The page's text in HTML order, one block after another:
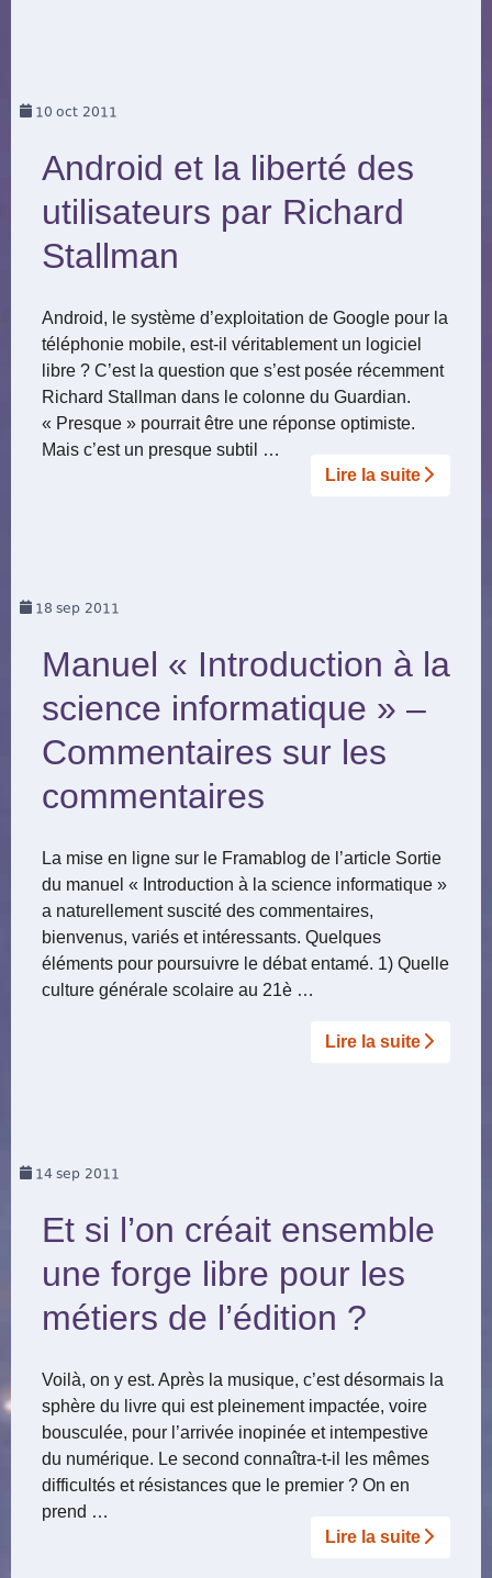
10 oct 2011
Android et la liberté des
utilisateurs par Richard
Stallman
Android, le système d’exploitation de Google pour la
téléphonie mobile, est-il véritablement un logiciel
libre ? C’est la question que s’est posée récemment
Richard Stallman dans le colonne du Guardian.
« Presque » pourrait être une réponse optimiste.
Mais c’est un presque subtil …
Lire la suite­­
18 sep 2011
Manuel « Introduction à la
science informatique » –
Commentaires sur les
commentaires
La mise en ligne sur le Framablog de l’article Sortie
du manuel « Introduction à la science informatique »
a naturellement suscité des commentaires,
bienvenus, variés et intéressants. Quelques
éléments pour poursuivre le débat entamé. 1) Quelle
culture générale scolaire au 21è …
Lire la suite­­
14sep 2011
Et si l’on créait ensemble
une forge libre pour les
métiers de l’édition ?
Voilà, on y est. Après la musique, c’est désormais la
sphère du livre qui est pleinement impactée, voire
bousculée, pour l’arrivée inopinée et intempestive
du numérique. Le second connaîtra-t-il les mêmes
difficultés et résistances que le premier ? On en
prend …
Lire la suite­­